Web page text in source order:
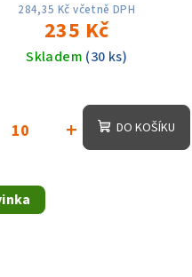
284,35 Kč včetně DPH
235 Kč
Skladem (30 ks)
+ DO KOŠÍKU